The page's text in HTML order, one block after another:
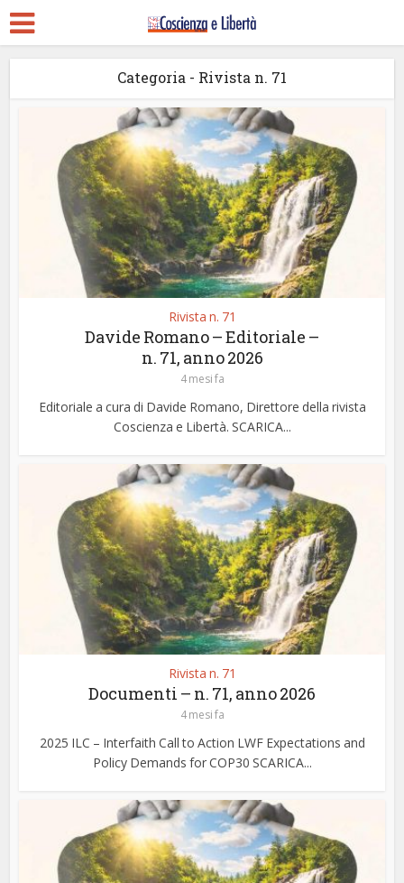
Categoria - Rivista n. 71
Rivista n. 71
Davide Romano – Editoriale –
n. 71, anno 2026
4 mesi fa
Editoriale a cura di Davide Romano, Direttore della rivista
Coscienza e Libertà. SCARICA...
Rivista n. 71
Documenti – n. 71, anno 2026
4 mesi fa
2025 ILC – Interfaith Call to Action LWF Expectations and
Policy Demands for COP30 SCARICA...